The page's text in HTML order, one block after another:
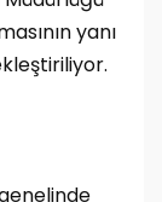
yanı